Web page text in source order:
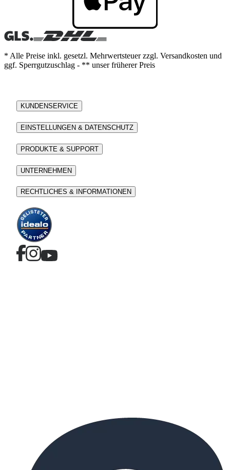
* Alle Preise inkl. gesetzl. Mehrwertsteuer zzgl. Versandkosten und
ggf. Sperrgutzuschlag - ** unser früherer Preis
KUNDENSERVICE
EINSTELLUNGEN & DATENSCHUTZ
PRODUKTE & SUPPORT
UNTERNEHMEN
RECHTLICHES & INFORMATIONEN